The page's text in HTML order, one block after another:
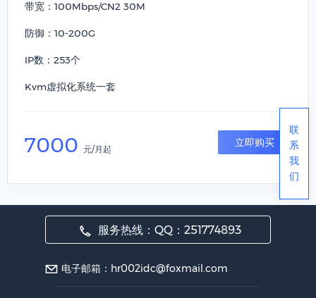
带宽：100Mbps/CN2 30M
防御：10-200G
IP数：253个
Kvm虚拟化系统一套
7000 元/月起
立即购买
服务热线：QQ：251774893
电子邮箱：hr002idc@foxmail.com
联
系
我
们